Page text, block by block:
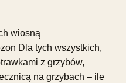
wiosną
Dla tych wszystkich,
z grzybów,
na grzybach – ile